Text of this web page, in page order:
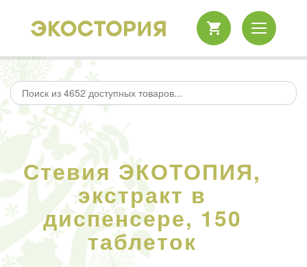
Стевия ЭКОТОПИЯ,
экстракт в
диспенсере, 150
таблеток